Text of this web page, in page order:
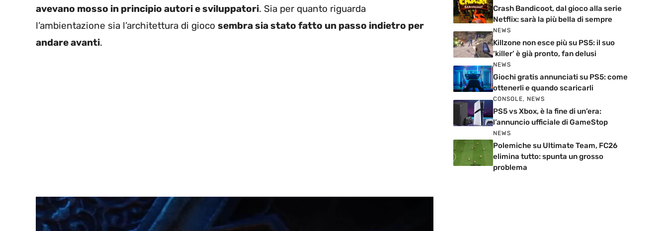
avevano mosso in principio autori e sviluppatori. Sia per quanto riguarda
l’ambientazione sia l’architettura di gioco sembra sia stato fatto un passo indietro per
andare avanti.
Crash Bandicoot, dal gioco alla serie
Netflix: sarà la più bella di sempre
NEWS
Killzone non esce più su PS5: il suo
‘killer’ è già pronto, fan delusi
NEWS
Giochi gratis annunciati su PS5: come
ottenerli e quando scaricarli
CONSOLE, NEWS
PS5 vs Xbox, è la fine di un’era:
l’annuncio ufficiale di GameStop
NEWS
Polemiche su Ultimate Team, FC26
elimina tutto: spunta un grosso
problema